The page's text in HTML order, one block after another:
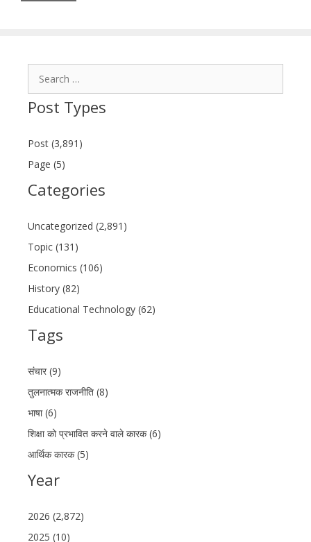
Post Types
Post (3,891)
Page (5)
Categories
Uncategorized (2,891)
Topic (131)
Economics (106)
History (82)
Educational Technology (62)
Tags
संचार (9)
तुलनात्मक राजनीति (8)
भाषा (6)
शिक्षा को प्रभावित करने वाले कारक (6)
आर्थिक कारक (5)
Year
2026 (2,872)
2025 (10)